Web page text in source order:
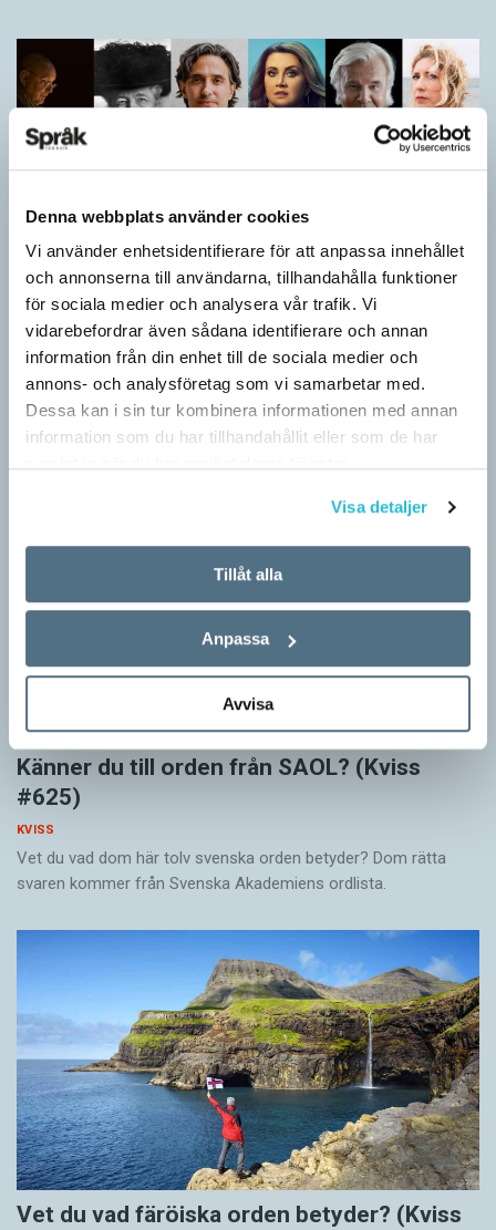
Denna webbplats använder cookies
Vi använder enhetsidentifierare för att anpassa innehållet
och annonserna till användarna, tillhandahålla funktioner
för sociala medier och analysera vår trafik. Vi
vidarebefordrar även sådana identifierare och annan
information från din enhet till de sociala medier och
annons- och analysföretag som vi samarbetar med.
Dessa kan i sin tur kombinera informationen med annan
information som du har tillhandahållit eller som de har
Visa detaljer
Tillåt alla
Anpassa
Avvisa
Vilket språk är detta? (Kviss #626)
KVISS
I det här kvisset möter du texter om berömda svenska
författare på tolv olika språk hämtade från Wikipedia. Men vilka
är språken?
Känner du till orden från SAOL? (Kviss
#625)
KVISS
Vet du vad dom här tolv svenska orden betyder? Dom rätta
svaren kommer från Svenska Akademiens ordlista.
Vet du vad färöiska orden betyder? (Kviss